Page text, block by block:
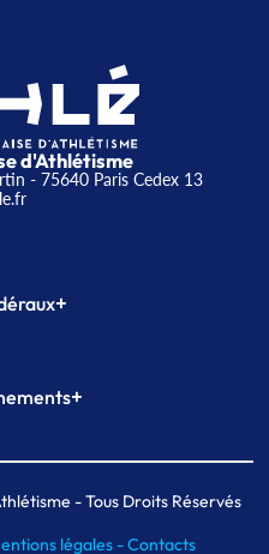
d'Athlétisme
- 75640 Paris Cedex 13
+
Formation
+
indoor
de Paris- Tous Droits Réservés
légales -Contacts